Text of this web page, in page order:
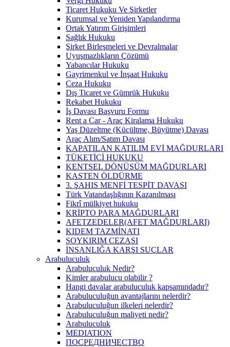
Ticaret Hukuku Ve Şirketler
Kurumsal ve Yeniden Yapılandırma
Ortak Yatırım Girişimleri
Sağlık Hukuku
Şirket Birleşmeleri ve Devralmalar
Uyuşmazlıkların Çözümü
Yabancılar Hukuku
Gayrimenkul ve İnşaat Hukuku
Ceza Hukuku
Dış Ticaret ve Gümrük Hukuku
Rekabet Hukuku
İş Davası Başvuru Formu
Rent a Car - Araç Kiralama Hukuku
Yaş Düzeltme (Küçültme, Büyütme) Davası
Araç Alım/Satım Davası
KAPATILAN KATILIM EVİ MAĞDURLARI
TÜKETİCİ HUKUKU
KENTSEL DÖNÜŞÜM MAĞDURLARI
KASTEN ÖLDÜRME
3. ŞAHIS MENFİ TESPİT DAVASI
Türk Vatandaşlığının Kazanılması
Fikrî mülkiyet hukuku
KRİPTO PARA MAĞDURLARI
AFETZEDELER(AFET MAĞDURLARI)
KIDEM TAZMİNATI
SOYKIRIM CEZASI
İNSANLIĞA KARŞI SUÇLAR
Arabuluculuk
Arabuluculuk Nedir?
Kimler arabulucu olabilir ?
Hangi davalar arabuluculuk kapsamındadır?
Arabuluculuğun avantajlarını nelerdir?
Arabuluculuğun ilkeleri nelerdir?
Arabuluculuğun maliyeti nedir?
Arabuluculuk
MEDIATION
ПОСРЕДНИЧЕСТВО